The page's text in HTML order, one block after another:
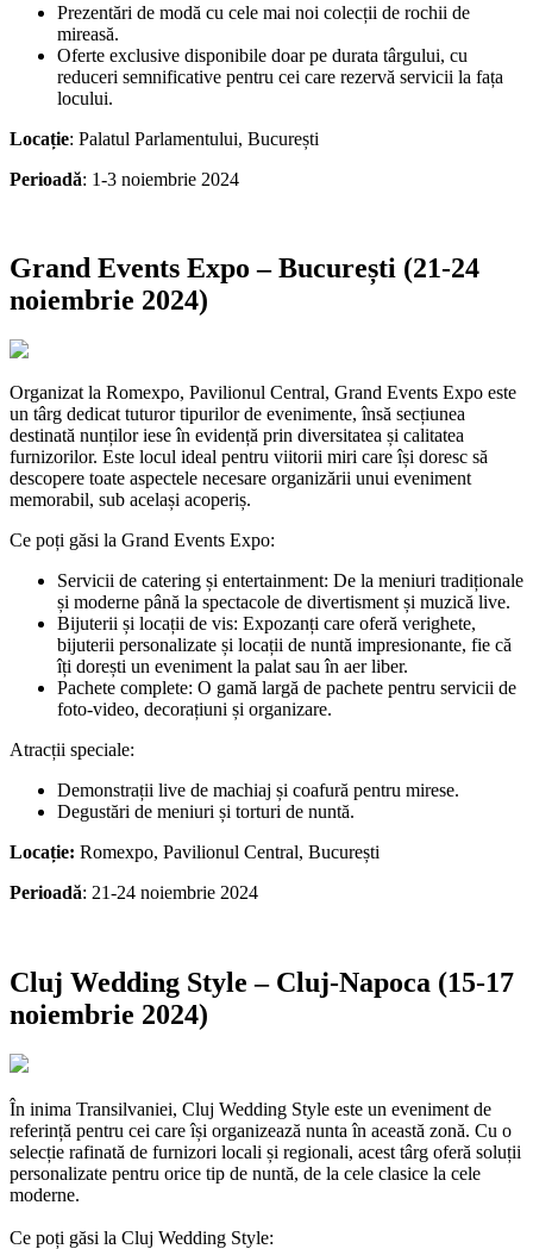
Prezentări de modă cu cele mai noi colecții de rochii de
mireasă.
Oferte exclusive disponibile doar pe durata târgului, cu
reduceri semnificative pentru cei care rezervă servicii la fața
locului.
Locație: Palatul Parlamentului, București
Perioadă: 1-3 noiembrie 2024
Grand Events Expo – București (21-24
noiembrie 2024)
Organizat la Romexpo, Pavilionul Central, Grand Events Expo este
un târg dedicat tuturor tipurilor de evenimente, însă secțiunea
destinată nunților iese în evidență prin diversitatea și calitatea
furnizorilor. Este locul ideal pentru viitorii miri care își doresc să
descopere toate aspectele necesare organizării unui eveniment
memorabil, sub același acoperiș.
Ce poți găsi la Grand Events Expo:
Servicii de catering și entertainment: De la meniuri tradiționale
și moderne până la spectacole de divertisment și muzică live.
Bijuterii și locații de vis: Expozanți care oferă verighete,
bijuterii personalizate și locații de nuntă impresionante, fie că
îți dorești un eveniment la palat sau în aer liber.
Pachete complete: O gamă largă de pachete pentru servicii de
foto-video, decorațiuni și organizare.
Atracții speciale:
Demonstrații live de machiaj și coafură pentru mirese.
Degustări de meniuri și torturi de nuntă.
Locație: Romexpo, Pavilionul Central, București
Perioadă: 21-24 noiembrie 2024
Cluj Wedding Style – Cluj-Napoca (15-17
noiembrie 2024)
În inima Transilvaniei, Cluj Wedding Style este un eveniment de
referință pentru cei care își organizează nunta în această zonă. Cu o
selecție rafinată de furnizori locali și regionali, acest târg oferă soluții
personalizate pentru orice tip de nuntă, de la cele clasice la cele
moderne.
Ce poți găsi la Cluj Wedding Style: